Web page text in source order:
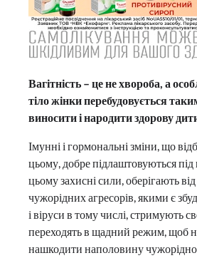
Вагітність – це не хвороба, а
тіло жінки перебудовується
виносити і народити здорову
Імунні і гормональні зміни, що
цьому, добре підлаштовуються
цьому захисні сили, оберігають
чужорідних агресорів, якими є
і віруси в тому числі, стримують
переходять в щадний режим, щоб
нашкодити наполовину